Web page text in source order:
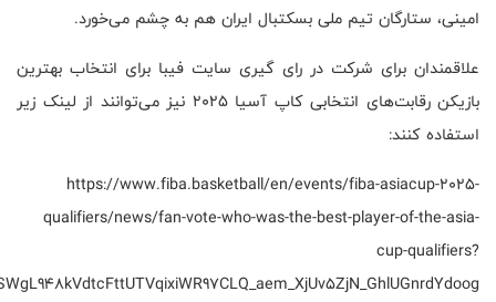
امینی، ستارگان تیم ملی بسکتبال ایران هم به چشم می‌خورد.
علاقمندان برای شرکت در رای گیری سایت فیبا برای انتخاب بهترین
بازیکن رقابت‌های انتخابی کاپ آسیا ۲۰۲۵ نیز می‌توانند از لینک زیر
استفاده کنند:
https://www.fiba.basketball/en/events/fiba-asiacup-2025-
qualifiers/news/fan-vote-who-was-the-best-player-of-the-asia-
cup-qualifiers?